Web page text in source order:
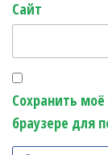
Сайт
Сохранить
браузере для